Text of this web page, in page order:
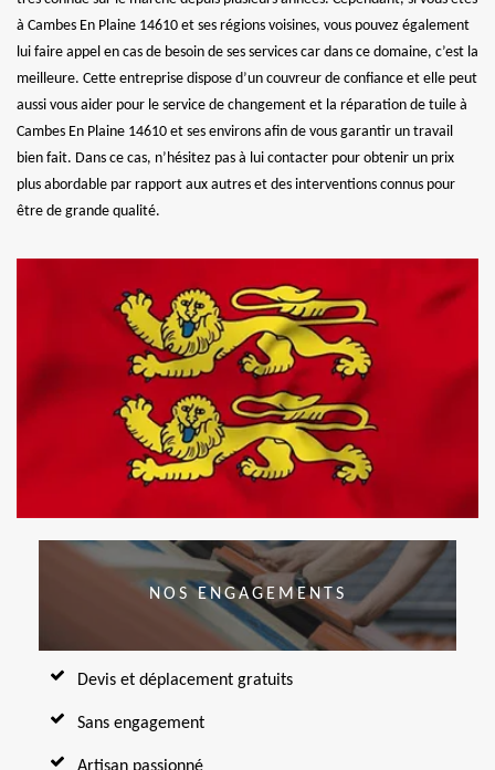
à Cambes En Plaine 14610 et ses régions voisines, vous pouvez également
lui faire appel en cas de besoin de ses services car dans ce domaine, c’est la
meilleure. Cette entreprise dispose d’un couvreur de confiance et elle peut
aussi vous aider pour le service de changement et la réparation de tuile à
Cambes En Plaine 14610 et ses environs afin de vous garantir un travail
bien fait. Dans ce cas, n’hésitez pas à lui contacter pour obtenir un prix
plus abordable par rapport aux autres et des interventions connus pour
être de grande qualité.
NOS ENGAGEMENTS
Devis et déplacement gratuits
Sans engagement
Artisan passionné